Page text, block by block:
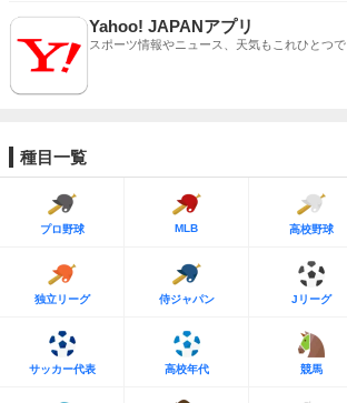
Yahoo! JAPANアプリ
スポーツ情報やニュース、天気もこれひとつで
種目一覧
プロ野球 MLB 高校野球
独立リーグ 侍ジャパン Jリーグ
サッカー代表 高校年代 競馬